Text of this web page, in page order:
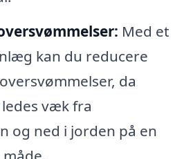
Med et
kan du reducere
da
væk fra
og ned i jorden på en